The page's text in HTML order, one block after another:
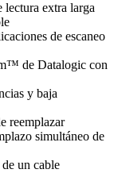
extra larga
de escaneo
de Datalogic con
y baja
reemplazar
simultáneo de
un cable